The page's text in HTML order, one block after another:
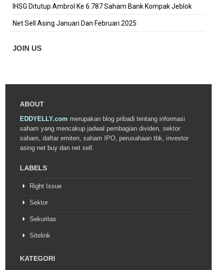
IHSG Ditutup Ambrol Ke 6.787 Saham Bank Kompak Jeblok
Net Sell Asing Januari Dan Februari 2025
JOIN US
ABOUT
EDDYELLY.com merupakan blog pribadi tentang informasi
saham yang mencakup jadwal pembagian dividen, sektor
saham, daftar emiten, saham IPO, perusahaan tbk, investor
asing net buy dan net sell.
LABELS
Right Issue
Sektor
Sekuritas
Sitelink
KATEGORI